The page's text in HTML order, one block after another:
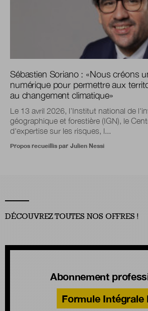
Sébastien Soriano : «Nous créons
numérique pour permettre aux
au changement climatique»
Le 13 avril 2026, l’Institut national de
géographique et forestière (IGN), le
d'expertise sur les risques, l...
Propos recueillis par Julien Nessi
DÉCOUVREZ TOUTES NOS OFFRES !
Abonnement
Formule Intégrale